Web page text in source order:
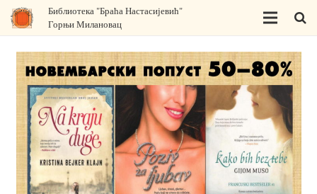
Библиотека "Браћа Настасијевић"
Горњи Милановац
Почетна
О нама
Одељења
Програм за децу